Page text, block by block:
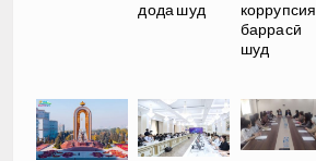
дода шуд
коррупсия
баррасӣ
шуд